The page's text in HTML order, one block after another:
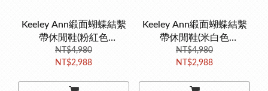
Keeley Ann緞面蝴蝶結繫
帶休閒鞋(粉紅色
636808156)
NT$4,980
NT$2,988
Keeley Ann緞面蝴蝶結繫
帶休閒鞋(米白色
636808132)
NT$4,980
NT$2,988